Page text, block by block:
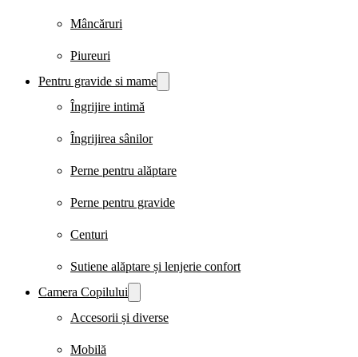
Mâncăruri
Piureuri
Pentru gravide si mame
Îngrijire intimă
Îngrijirea sânilor
Perne pentru alăptare
Perne pentru gravide
Centuri
Sutiene alăptare și lenjerie confort
Camera Copilului
Accesorii și diverse
Mobilă